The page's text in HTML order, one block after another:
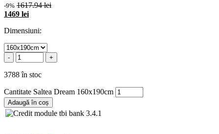
-9% 1617.94 lei
1469 lei
Dimensiuni:
- +
3788 în stoc
Cantitate Saltea Dream 160x190cm
Adaugă în coș